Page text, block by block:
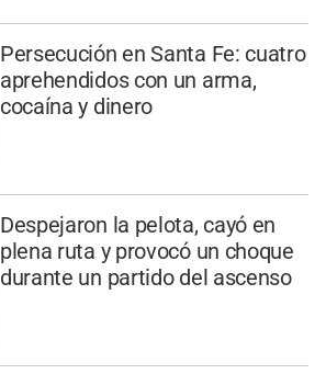
Persecución en Santa Fe: cuatro
aprehendidos con un arma,
cocaína y dinero
Despejaron la pelota, cayó en
plena ruta y provocó un choque
durante un partido del ascenso